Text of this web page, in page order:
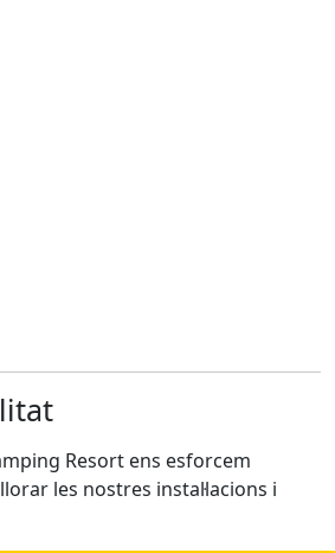
Resort ens esforcem
les nostres instal·lacions i